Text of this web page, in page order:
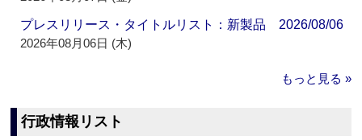
プレスリリース・タイトルリスト：新製品 2026/08/06
2026年08月06日 (木)
もっと見る »
行政情報リスト